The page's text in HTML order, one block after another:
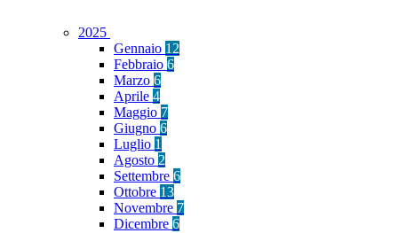
2025
Gennaio 12
Febbraio 6
Marzo 6
Aprile 4
Maggio 7
Giugno 6
Luglio 1
Agosto 2
Settembre 6
Ottobre 13
Novembre 7
Dicembre 6